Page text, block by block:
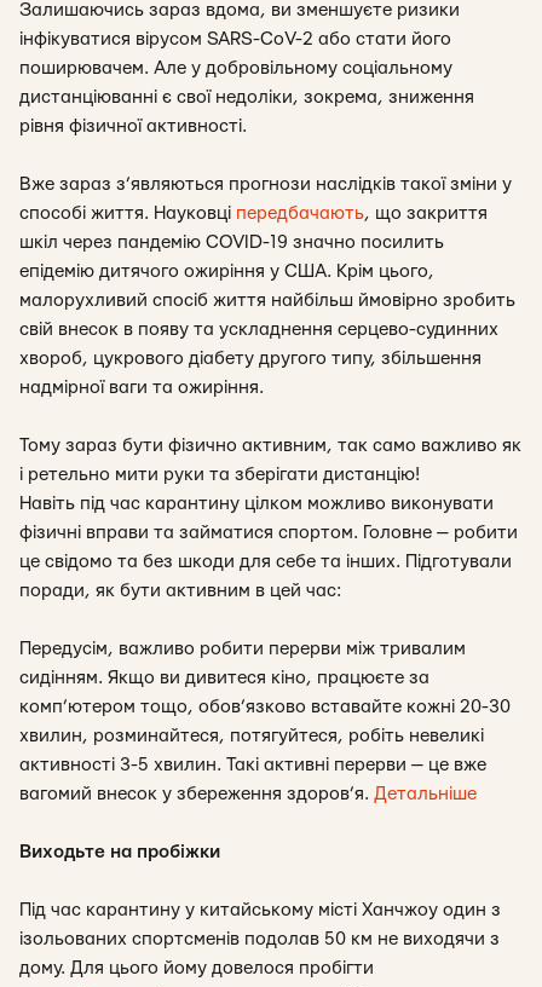
Залишаючись зараз вдома, ви зменшуєте ризики
інфікуватися вірусом SARS-CoV-2 або стати його
поширювачем. Але у добровільному соціальному
дистанціюванні є свої недоліки, зокрема, зниження
рівня фізичної активності.
Вже зараз з’являються прогнози наслідків такої зміни у
способі життя. Науковці передбачають, що закриття
шкіл через пандемію COVID-19 значно посилить
епідемію дитячого ожиріння у США. Крім цього,
малорухливий спосіб життя найбільш ймовірно зробить
свій внесок в появу та ускладнення серцево-судинних
хвороб, цукрового діабету другого типу, збільшення
надмірної ваги та ожиріння.
Тому зараз бути фізично активним, так само важливо як
і ретельно мити руки та зберігати дистанцію!
Навіть під час карантину цілком можливо виконувати
фізичні вправи та займатися спортом. Головне — робити
це свідомо та без шкоди для себе та інших. Підготували
поради, як бути активним в цей час:
Передусім, важливо робити перерви між тривалим
сидінням. Якщо ви дивитеся кіно, працюєте за
комп’ютером тощо, обов’язково вставайте кожні 20-30
хвилин, розминайтеся, потягуйтеся, робіть невеликі
активності 3-5 хвилин. Такі активні перерви — це вже
вагомий внесок у збереження здоров’я. Детальніше
Виходьте на пробіжки
Під час карантину у китайському місті Ханчжоу один з
ізольованих спортсменів подолав 50 км не виходячи з
дому. Для цього йому довелося пробігти